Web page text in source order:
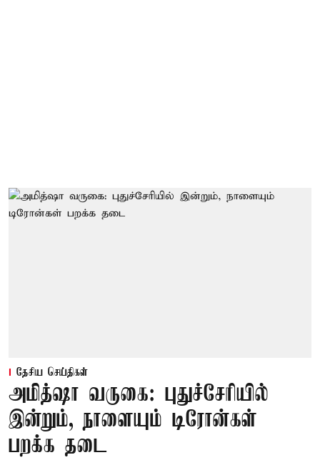
தேசிய செய்திகள்
அமித்ஷா வருகை: புதுச்சேரியில்
இன்றும், நாளையும் டிரோன்கள்
பறக்க தடை